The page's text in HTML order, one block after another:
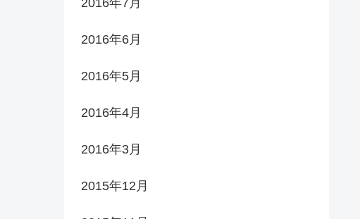
2016年7月
2016年6月
2016年5月
2016年4月
2016年3月
2015年12月